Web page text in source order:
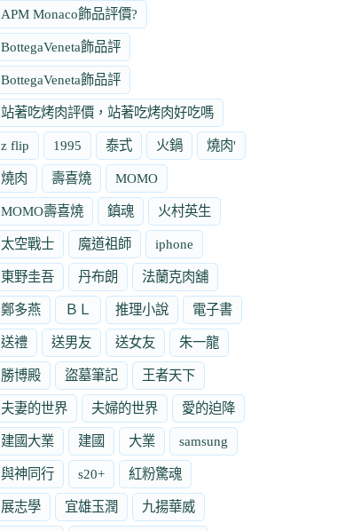
APM Monaco飾品評價?
BottegaVeneta飾品評
BottegaVeneta飾品評
站著吃烤肉評價，站著吃烤肉好吃嗎
z flip 1995 泰式 火鍋 燒肉'
燒肉 壽喜燒 MOMO
MOMO壽喜燒 鎮魂 火村英生
太空戰士 魔道祖師 iphone
東野圭吾 丹布朗 法蘭克肉舖
鄭多燕 ＢＬ 推理小說 電子書
送禮 送男友 送女友 朱一龍
勝博殿 盜墓筆記 王者天下
夫妻的世界 夫婦的世界 愛的迫降
建國大業 建國 大業 samsung
與神同行 s20+ 紅粉驚魂
展志學 宜雄玉潤 九揚華威